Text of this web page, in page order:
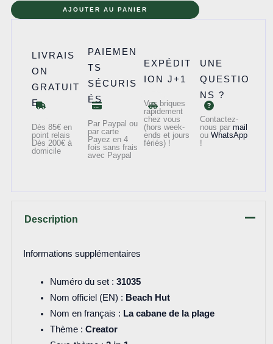
quantité
cabane
AJOUTER AU PANIER
LIVRAIS
ON
GRATUIT
E
Dès 85€ en
point relais
Dès 200€ à
domicile
PAIEMEN
TS
SÉCURIS
ÉS
Par Paypal ou
par carte
Payez en 4
fois sans frais
avec Paypal
EXPÉDIT
ION J+1
Vos briques
rapidement
chez vous
(hors week-
ends et jours
fériés) !
UNE
QUESTIO
NS ?
Contactez-
nous par mail
ou WhatsApp
!
Description
Informations supplémentaires
Numéro du set : 31035
Nom officiel (EN) : Beach Hut
Nom en français : La cabane de la plage
Thème : Creator